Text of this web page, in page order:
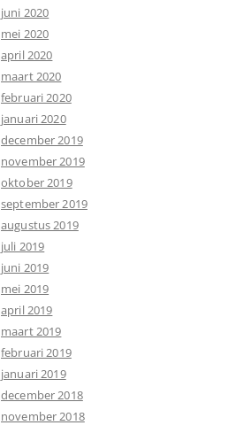
juni 2020
mei 2020
april 2020
maart 2020
februari 2020
januari 2020
december 2019
november 2019
oktober 2019
september 2019
augustus 2019
juli 2019
juni 2019
mei 2019
april 2019
maart 2019
februari 2019
januari 2019
december 2018
november 2018